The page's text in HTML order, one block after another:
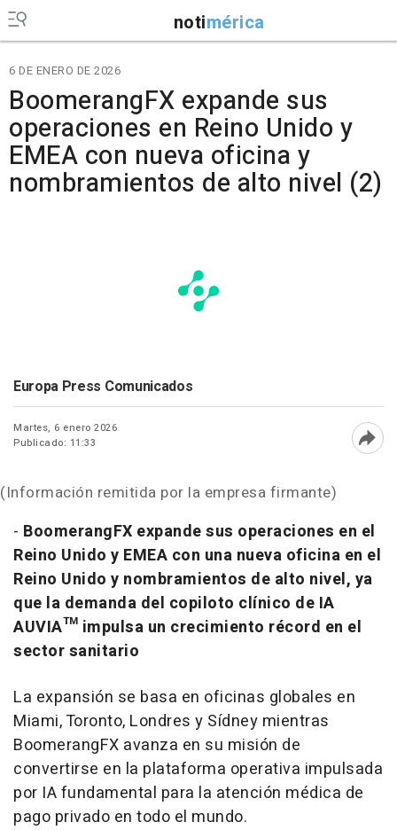
notimérica
6 DE ENERO DE 2026
BoomerangFX expande sus
operaciones en Reino Unido y
EMEA con nueva oficina y
nombramientos de alto nivel (2)
Europa Press Comunicados
Martes, 6 enero 2026
Publicado: 11:33
(Información remitida por la empresa firmante)
- BoomerangFX expande sus operaciones en el
Reino Unido y EMEA con una nueva oficina en el
Reino Unido y nombramientos de alto nivel, ya
que la demanda del copiloto clínico de IA
AUVIA™ impulsa un crecimiento récord en el
sector sanitario
La expansión se basa en oficinas globales en
Miami, Toronto, Londres y Sídney mientras
BoomerangFX avanza en su misión de
convertirse en la plataforma operativa impulsada
por IA fundamental para la atención médica de
pago privado en todo el mundo.